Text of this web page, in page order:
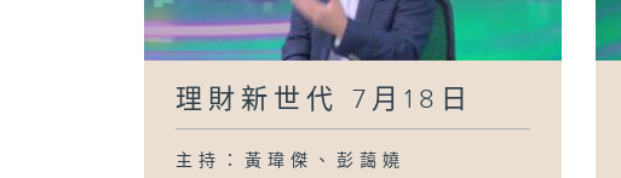
理財新世代 7月18日
主持：黃瑋傑、彭藹嬈